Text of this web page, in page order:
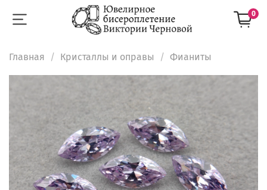
0
Главная Кристаллы и оправы Фианиты